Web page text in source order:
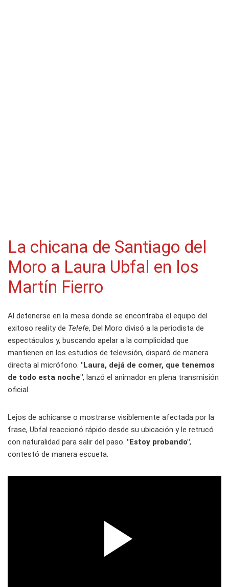
La chicana de Santiago del
Moro a Laura Ubfal en los
Martín Fierro
Al detenerse en la mesa donde se encontraba el equipo del
exitoso reality de Telefe, Del Moro divisó a la periodista de
espectáculos y, buscando apelar a la complicidad que
mantienen en los estudios de televisión, disparó de manera
directa al micrófono. "Laura, dejá de comer, que tenemos
de todo esta noche", lanzó el animador en plena transmisión
oficial.
Lejos de achicarse o mostrarse visiblemente afectada por la
frase, Ubfal reaccionó rápido desde su ubicación y le retrucó
con naturalidad para salir del paso. "Estoy probando",
contestó de manera escueta.